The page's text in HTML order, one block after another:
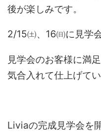
後が楽しみです。
2/15㈯、16㈰に見学
見学会のお客様に満
気合入れて仕上げて
Liviaの完成見学会を